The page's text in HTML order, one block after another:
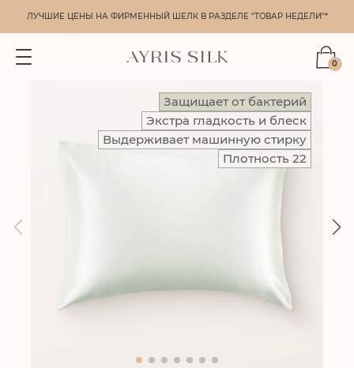
ЛУЧШИЕ ЦЕНЫ НА ФИРМЕННЫЙ ШЕЛК В РАЗДЕЛЕ "ТОВАР НЕДЕЛИ"*
0
Защищает от бактерий
Экстра гладкость и блеск
Выдерживает машинную стирку
Плотность 22